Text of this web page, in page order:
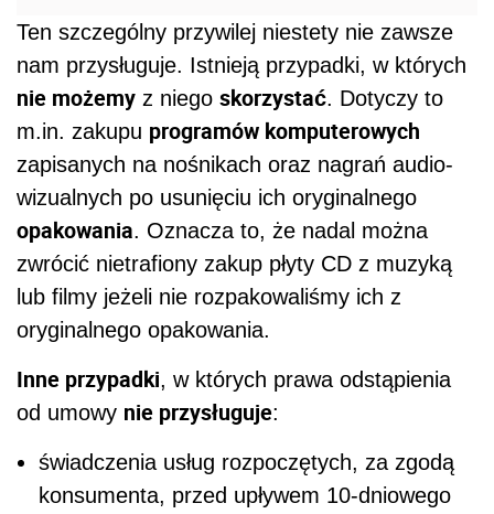
Ten szczególny przywilej niestety nie zawsze
nam przysługuje. Istnieją przypadki, w których
nie możemy z niego skorzystać. Dotyczy to
m.in. zakupu programów komputerowych
zapisanych na nośnikach oraz nagrań audio-
wizualnych po usunięciu ich oryginalnego
opakowania. Oznacza to, że nadal można
zwrócić nietrafiony zakup płyty CD z muzyką
lub filmy jeżeli nie rozpakowaliśmy ich z
oryginalnego opakowania.
Inne przypadki, w których prawa odstąpienia
od umowy nie przysługuje:
świadczenia usług rozpoczętych, za zgodą
konsumenta, przed upływem 10-dniowego